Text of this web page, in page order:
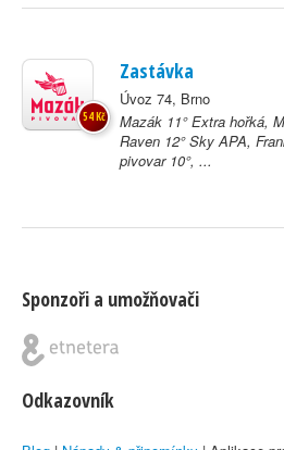
Zastávka
Úvoz 74, Brno
Mazák 11° Extra hořká,
Raven 12° Sky APA,
pivovar 10°, ...
54 Kč
Sponzoři a umožňovači
Odkazovník